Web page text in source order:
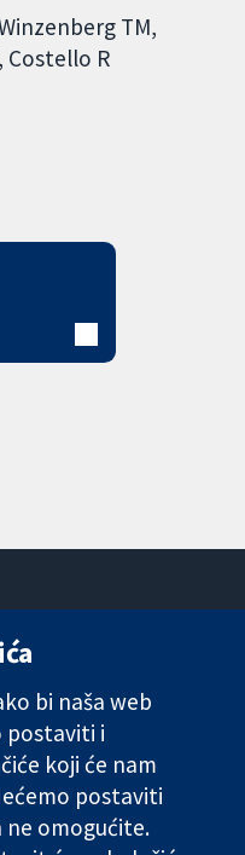
TM
Costello R
Novosti
medije
O nama
Poslovi
Cochrane
bi naša web
postaviti i
koji će nam
postaviti
ne omogućite.